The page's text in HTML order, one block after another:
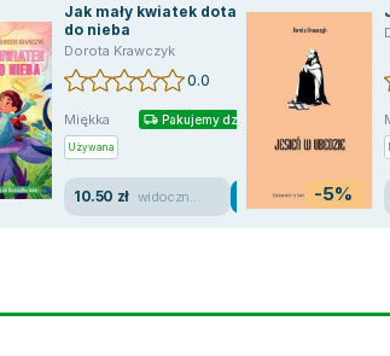
Jak mały kwiatek dotarł
do nieba
Dorota Krawczyk
0.0
Miękka Pakujemy dzisiaj
Używana
10.50 zł -5%